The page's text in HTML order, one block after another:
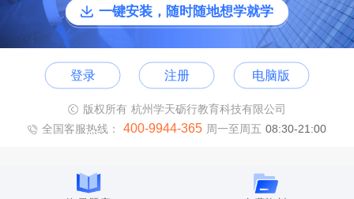
一键安装，随时随地想学就学
登录 注册 电脑版
版权所有 杭州学天砺行教育科技有限公司
全国客服热线：
400-9944-365 周一至周五 08:30-21:00